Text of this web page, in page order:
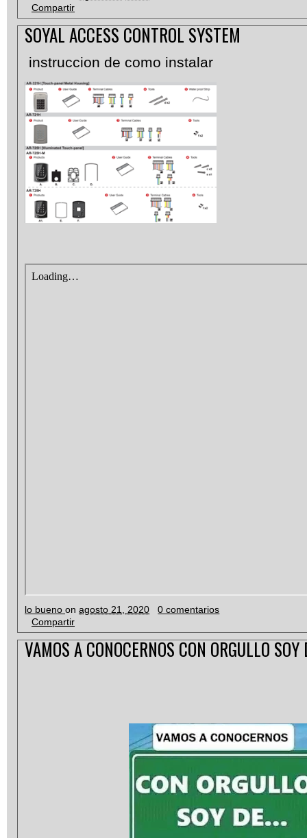
Compartir
SOYAL ACCESS CONTROL SYSTEM
instruccion de como instalar
lo bueno on agosto 21, 2020
0 comentarios
Compartir
VAMOS A CONOCERNOS CON ORGULLO SOY